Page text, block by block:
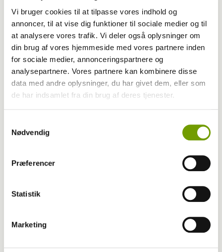
Vi bruger cookies til at tilpasse vores indhold og
annoncer, til at vise dig funktioner til sociale medier og til
at analysere vores trafik. Vi deler også oplysninger om
din brug af vores hjemmeside med vores partnere inden
for sociale medier, annonceringspartnere og
analysepartnere. Vores partnere kan kombinere disse
data med andre oplysninger, du har givet dem, eller som
de har indsamlet fra din brug af deres tjenester.
Nødvendig
Præferencer
Statistik
Marketing
Sport
Myndeklubben indtager Store Hestedag med
70 km/t